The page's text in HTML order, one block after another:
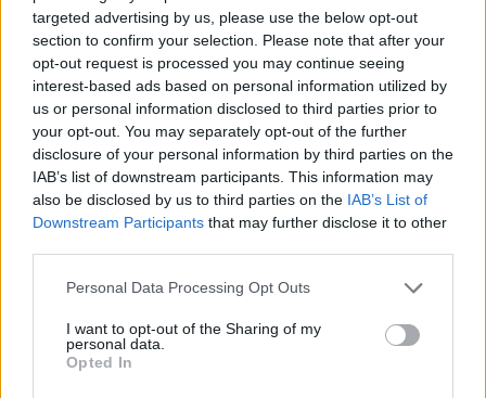
targeted advertising by us, please use the below opt-out
section to confirm your selection. Please note that after your
opt-out request is processed you may continue seeing
interest-based ads based on personal information utilized by
us or personal information disclosed to third parties prior to
your opt-out. You may separately opt-out of the further
disclosure of your personal information by third parties on the
IAB’s list of downstream participants. This information may
also be disclosed by us to third parties on the IAB’s List of
Downstream Participants that may further disclose it to other
Personal Data Processing Opt Outs
I want to opt-out of the Sharing of my
personal data.
Opted In
3 Ιουλίου 2026
ΕΚΠΤΩΣΗ ΣΤΑ ΣΚΥΒΑΛΑ ΑΠΟ ΔΗΜΟ ΛΕΥΚΩΣΙΑΣ
11 Ιουνίου 2026
Water World Ayia Napa Cyprus ΕΚΠΤΩΣΗ ΓΙΑ 2026
8 Ιουνίου 2026
ΕΚΠΤΩΣΗ ΑΠΟ ΚΟΙΝΟΤΙΚΟ ΣΥΜΒΟΥΛΙΟ
ΜΑΡΩΝΙΟΥ
ΟΙ ΕΚΔΗΛΩΣΕΙΣ ΜΑΣ